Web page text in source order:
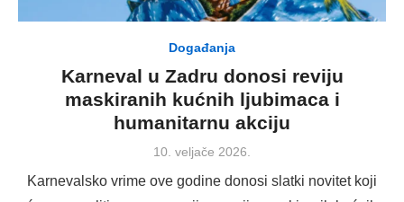
Događanja
Karneval u Zadru donosi reviju
maskiranih kućnih ljubimaca i
humanitarnu akciju
Posted
10. veljače 2026.
Karnevalsko vrime ove godine donosi slatki novitet koji